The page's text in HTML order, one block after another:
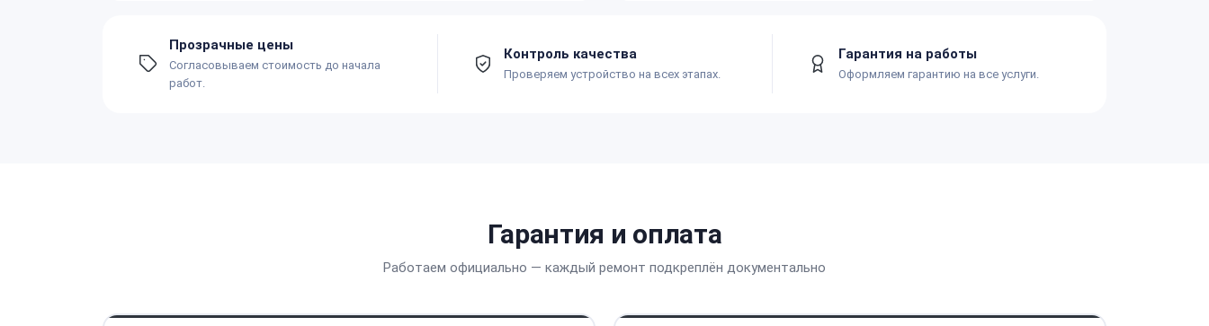
Прозрачные цены
Согласовываем стоимость до начала
работ.
Контроль качества
Проверяем устройство на всех этапах.
Гарантия на работы
Оформляем гарантию на все услуги.
Гарантия и оплата
Работаем официально — каждый ремонт подкреплён документально